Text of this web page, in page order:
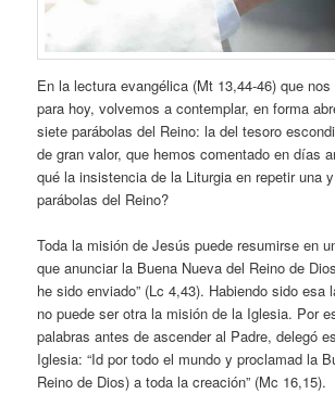
En la lectura evangélica (Mt 13,44-46) que
para hoy, volvemos a contemplar, en forma
siete parábolas del Reino: la del tesoro
de gran valor, que hemos comentado en días
qué la insistencia de la Liturgia en repetir una
parábolas del Reino?
Toda la misión de Jesús puede resumirse en
que anunciar la Buena Nueva del Reino de
he sido enviado” (Lc 4,43). Habiendo sido esa
no puede ser otra la misión de la Iglesia. Por
palabras antes de ascender al Padre, delegó
Iglesia: “Id por todo el mundo y proclamad la
Reino de Dios) a toda la creación” (Mc 16,15).